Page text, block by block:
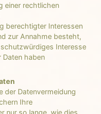
einer rechtlichen
berechtigter Interessen
zur Annahme besteht,
Interesse
haben
der Datenvermeidung
Ihre
nur so lange, wie dies